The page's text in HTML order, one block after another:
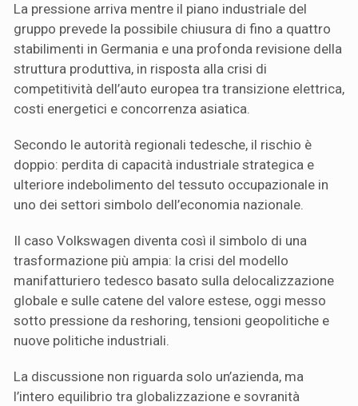
La pressione arriva mentre il piano industriale del
gruppo prevede la possibile chiusura di fino a quattro
stabilimenti in Germania e una profonda revisione della
struttura produttiva, in risposta alla crisi di
competitività dell’auto europea tra transizione elettrica,
costi energetici e concorrenza asiatica.
Secondo le autorità regionali tedesche, il rischio è
doppio: perdita di capacità industriale strategica e
ulteriore indebolimento del tessuto occupazionale in
uno dei settori simbolo dell’economia nazionale.
Il caso Volkswagen diventa così il simbolo di una
trasformazione più ampia: la crisi del modello
manifatturiero tedesco basato sulla delocalizzazione
globale e sulle catene del valore estese, oggi messo
sotto pressione da reshoring, tensioni geopolitiche e
nuove politiche industriali.
La discussione non riguarda solo un’azienda, ma
l’intero equilibrio tra globalizzazione e sovranità